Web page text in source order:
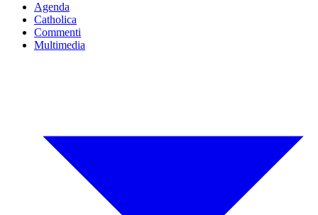
Agenda
Catholica
Commenti
Multimedia